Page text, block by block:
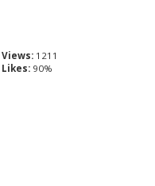
Views: 1211
Likes: 90%